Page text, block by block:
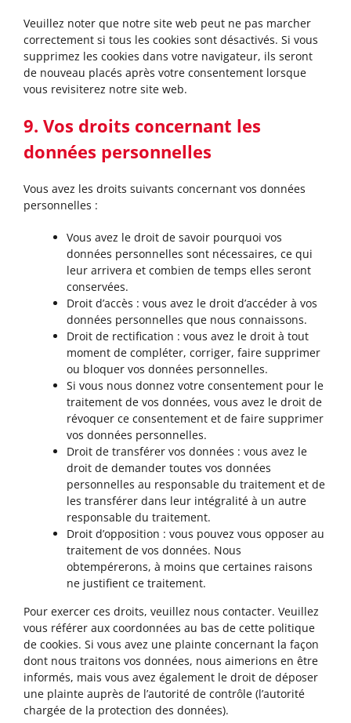
Veuillez noter que notre site web peut ne pas marcher
correctement si tous les cookies sont désactivés. Si vous
supprimez les cookies dans votre navigateur, ils seront
de nouveau placés après votre consentement lorsque
vous revisiterez notre site web.
9. Vos droits concernant les
données personnelles
Vous avez les droits suivants concernant vos données
personnelles :
Vous avez le droit de savoir pourquoi vos
données personnelles sont nécessaires, ce qui
leur arrivera et combien de temps elles seront
conservées.
Droit d’accès : vous avez le droit d’accéder à vos
données personnelles que nous connaissons.
Droit de rectification : vous avez le droit à tout
moment de compléter, corriger, faire supprimer
ou bloquer vos données personnelles.
Si vous nous donnez votre consentement pour le
traitement de vos données, vous avez le droit de
révoquer ce consentement et de faire supprimer
vos données personnelles.
Droit de transférer vos données : vous avez le
droit de demander toutes vos données
personnelles au responsable du traitement et de
les transférer dans leur intégralité à un autre
responsable du traitement.
Droit d’opposition : vous pouvez vous opposer au
traitement de vos données. Nous
obtempérerons, à moins que certaines raisons
ne justifient ce traitement.
Pour exercer ces droits, veuillez nous contacter. Veuillez
vous référer aux coordonnées au bas de cette politique
de cookies. Si vous avez une plainte concernant la façon
dont nous traitons vos données, nous aimerions en être
informés, mais vous avez également le droit de déposer
une plainte auprès de l’autorité de contrôle (l’autorité
chargée de la protection des données).